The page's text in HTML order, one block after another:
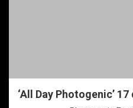
‘All Day Photogenic’